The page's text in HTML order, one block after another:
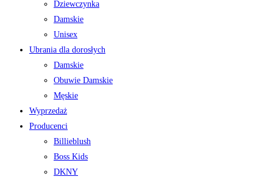
Dziewczynka
Damskie
Unisex
Ubrania dla dorosłych
Damskie
Obuwie Damskie
Męskie
Wyprzedaż
Producenci
Billieblush
Boss Kids
DKNY